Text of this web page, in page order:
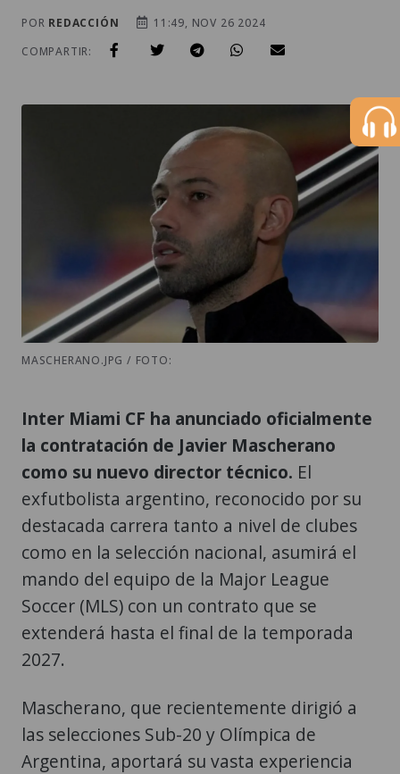
POR REDACCIÓN
11:49, NOV 26 2024
COMPARTIR:
MASCHERANO.JPG / FOTO:
Inter Miami CF ha anunciado oficialmente
la contratación de Javier Mascherano
como su nuevo director técnico. El
exfutbolista argentino, reconocido por su
destacada carrera tanto a nivel de clubes
como en la selección nacional, asumirá el
mando del equipo de la Major League
Soccer (MLS) con un contrato que se
extenderá hasta el final de la temporada
2027.
Mascherano, que recientemente dirigió a
las selecciones Sub-20 y Olímpica de
Argentina, aportará su vasta experiencia